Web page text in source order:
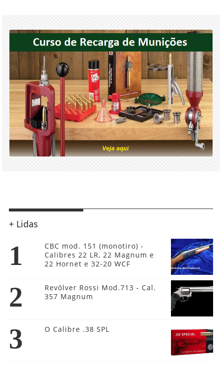
+ Lidas
1
CBC mod. 151 (monotiro) -
Calibres 22 LR, 22 Magnum e
22 Hornet e 32-20 WCF
2
Revólver Rossi Mod.713 - Cal.
357 Magnum
3 O Calibre .38 SPL